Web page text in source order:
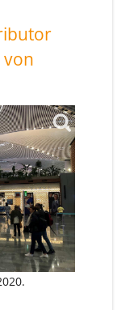
von